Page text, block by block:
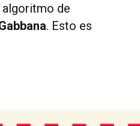
de
. Esto es